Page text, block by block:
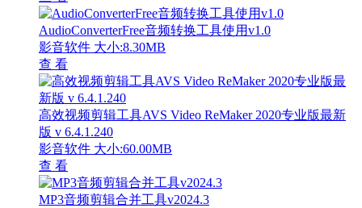
AudioConverterFree音频转换工具使用v1.0
影音软件 大小:8.30MB
查 看
高效视频剪辑工具AVS Video ReMaker 2020专业版最新
版 v 6.4.1.240
影音软件 大小:60.00MB
查 看
MP3音频剪辑合并工具v2024.3